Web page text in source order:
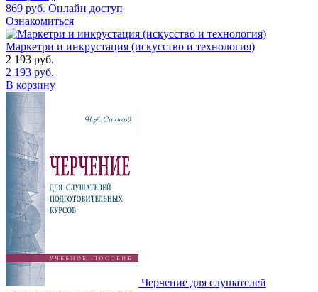
869 руб. Онлайн доступ
Ознакомиться
Маркетри и инкрустация (искусство и технология)
2 193 руб.
2 193 руб.
В корзину
Черчение для слушателей